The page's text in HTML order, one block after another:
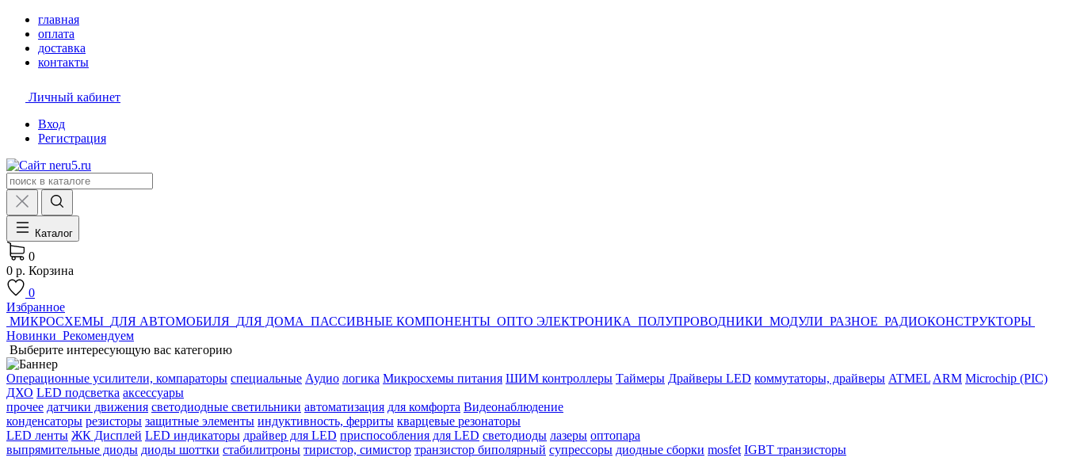
главная
оплата
доставка
контакты
Личный кабинет
Вход
Регистрация
Каталог
0
0 р. Корзина
0
Избранное
МИКРОСХЕМЫ ДЛЯ АВТОМОБИЛЯ ДЛЯ ДОМА ПАССИВНЫЕ КОМПОНЕНТЫ ОПТО ЭЛЕКТРОНИКА ПОЛУПРОВОДНИКИ МОДУЛИ РАЗНОЕ РАДИОКОНСТРУКТОРЫ
Новинки Рекомендуем
Выберите интересующую вас категорию
Операционные усилители, компараторы специальные Аудио логика Микросхемы питания ШИМ контроллеры Таймеры Драйверы LED коммутаторы, драйверы ATMEL ARM Microchip (PIC)
ДХО LED подсветка аксессуары
прочее датчики движения светодиодные светильники автоматизация для комфорта Видеонаблюдение
конденсаторы резисторы защитные элементы индуктивность, ферриты кварцевые резонаторы
LED ленты ЖК Дисплей LED индикаторы драйвер для LED приспособления для LED светодиоды лазеры оптопара
выпрямительные диоды диоды шоттки стабилитроны тиристор, симистор транзистор биполярный супрессоры диодные сборки mosfet IGBT транзисторы